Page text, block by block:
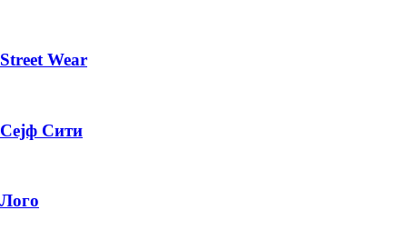
Street Wear
Сејф Сити
Лого